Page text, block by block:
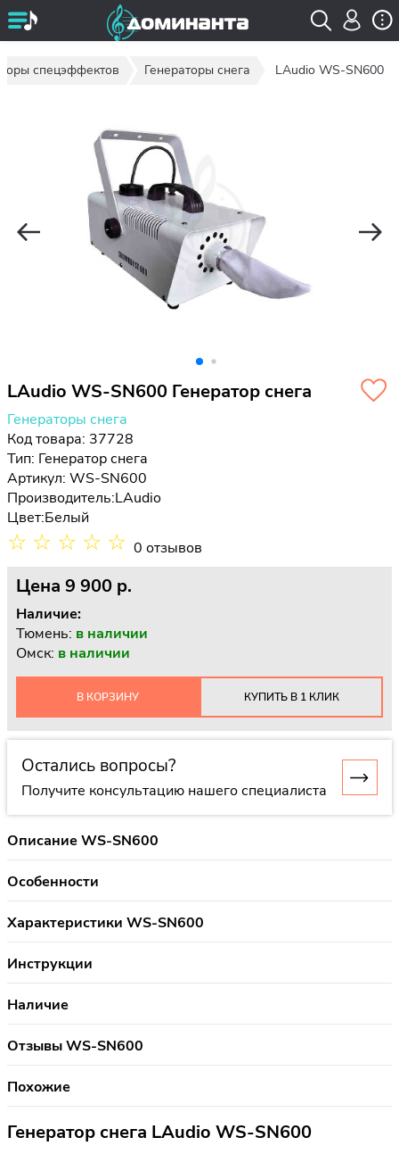
спецэффектов Генераторы снега LAudio WS-SN600
LAudio WS-SN600 Генератор снега
Генераторы снега
Код товара: 37728
Тип: Генератор снега
Артикул: WS-SN600
Производитель:LAudio
Цвет:Белый
☆ ☆ ☆ ☆ ☆ 0 отзывов
Цена 9 900 p.
Наличие:
Тюмень: в наличии
Омск: в наличии
В КОРЗИНУ КУПИТЬ В 1 КЛИК
Остались вопросы?
Получите консультацию нашего специалиста
Описание WS-SN600
Особенности
Характеристики WS-SN600
Инструкции
Наличие
Отзывы WS-SN600
Похожие
Генератор снега LAudio WS-SN600